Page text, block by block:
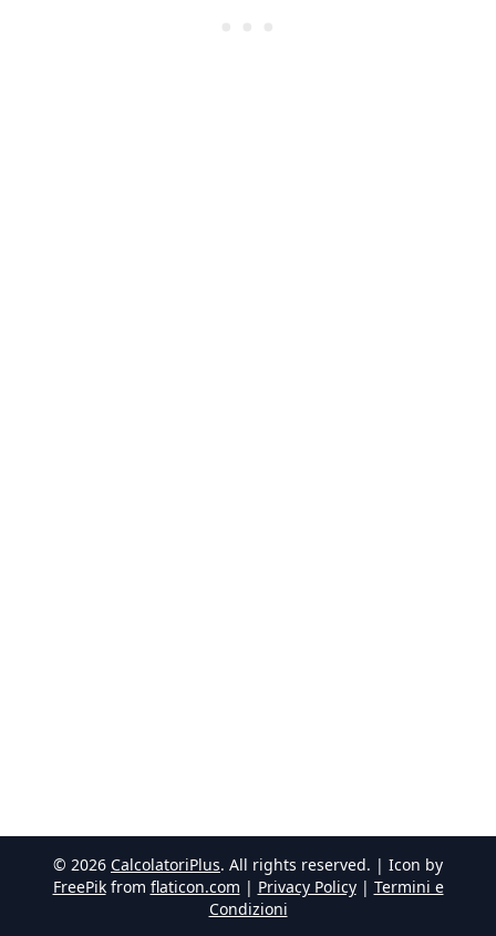
© 2026 CalcolatoriPlus. All rights reserved. | Icon by
FreePik from flaticon.com | Privacy Policy| Termini e
Condizioni